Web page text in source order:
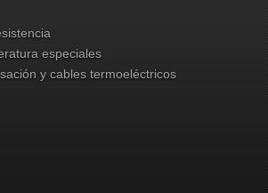
especiales
y cables termoeléctricos